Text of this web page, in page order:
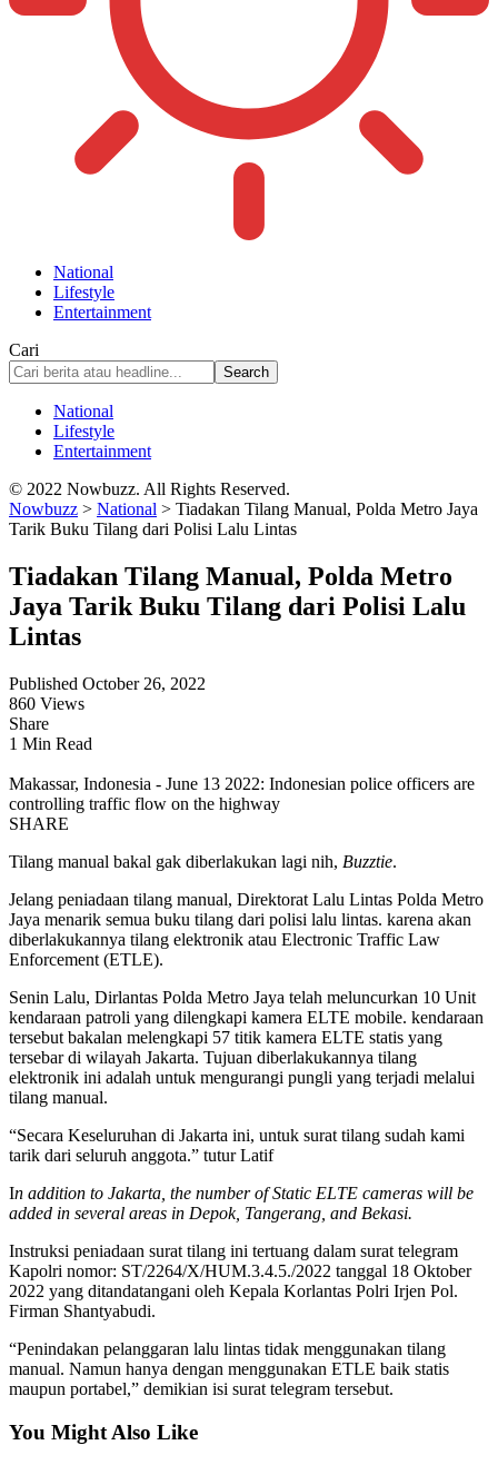
National
Lifestyle
Entertainment
Cari
National
Lifestyle
Entertainment
© 2022 Nowbuzz. All Rights Reserved.
Nowbuzz > National > Tiadakan Tilang Manual, Polda Metro Jaya
Tarik Buku Tilang dari Polisi Lalu Lintas
Tiadakan Tilang Manual, Polda Metro
Jaya Tarik Buku Tilang dari Polisi Lalu
Lintas
Published October 26, 2022
860 Views
Share
1 Min Read
Makassar, Indonesia - June 13 2022: Indonesian police officers are
controlling traffic flow on the highway
SHARE
Tilang manual bakal gak diberlakukan lagi nih, Buzztie.
Jelang peniadaan tilang manual, Direktorat Lalu Lintas Polda Metro
Jaya menarik semua buku tilang dari polisi lalu lintas. karena akan
diberlakukannya tilang elektronik atau Electronic Traffic Law
Enforcement (ETLE).
Senin Lalu, Dirlantas Polda Metro Jaya telah meluncurkan 10 Unit
kendaraan patroli yang dilengkapi kamera ELTE mobile. kendaraan
tersebut bakalan melengkapi 57 titik kamera ELTE statis yang
tersebar di wilayah Jakarta. Tujuan diberlakukannya tilang
elektronik ini adalah untuk mengurangi pungli yang terjadi melalui
tilang manual.
“Secara Keseluruhan di Jakarta ini, untuk surat tilang sudah kami
tarik dari seluruh anggota.” tutur Latif
In addition to Jakarta, the number of Static ELTE cameras will be
added in several areas in Depok, Tangerang, and Bekasi.
Instruksi peniadaan surat tilang ini tertuang dalam surat telegram
Kapolri nomor: ST/2264/X/HUM.3.4.5./2022 tanggal 18 Oktober
2022 yang ditandatangani oleh Kepala Korlantas Polri Irjen Pol.
Firman Shantyabudi.
“Penindakan pelanggaran lalu lintas tidak menggunakan tilang
manual. Namun hanya dengan menggunakan ETLE baik statis
maupun portabel,” demikian isi surat telegram tersebut.
You Might Also Like